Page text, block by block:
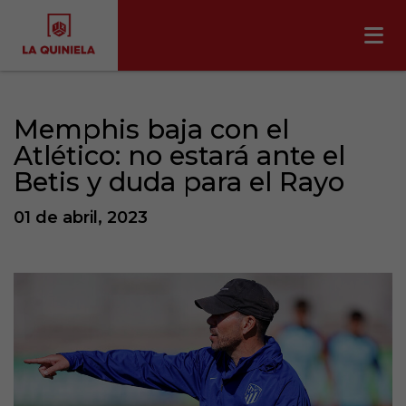
Memphis baja con el
Atlético: no estará ante el
Betis y duda para el Rayo
01 de abril, 2023